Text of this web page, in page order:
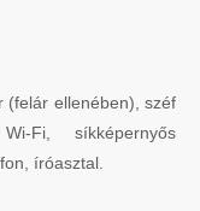
(felár ellenében), széf
Fi, síkképernyős
íróasztal.